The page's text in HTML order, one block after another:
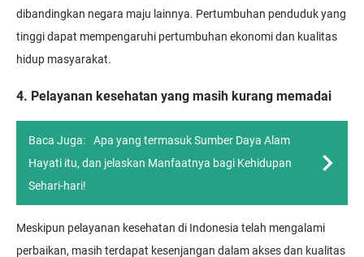
dibandingkan negara maju lainnya. Pertumbuhan penduduk yang
tinggi dapat mempengaruhi pertumbuhan ekonomi dan kualitas
hidup masyarakat.
4. Pelayanan kesehatan yang masih kurang memadai
Baca Juga:
Apa yang termasuk Sumber Daya Alam
Hayati itu, dan jelaskan Manfaatnya bagi Kehidupan
Sehari-hari!
Meskipun pelayanan kesehatan di Indonesia telah mengalami
perbaikan, masih terdapat kesenjangan dalam akses dan kualitas